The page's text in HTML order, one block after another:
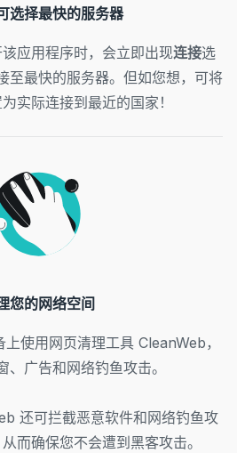
选择最快的服务器
应用程序时，会立即出现连接选
至最快的服务器。但如您想，可将
实际连接到最近的国家！
您的网络空间
使用网页清理工具 CleanWeb，
、广告和网络钓鱼攻击。
还可拦截恶意软件和网络钓鱼攻
而确保您不会遭到黑客攻击。